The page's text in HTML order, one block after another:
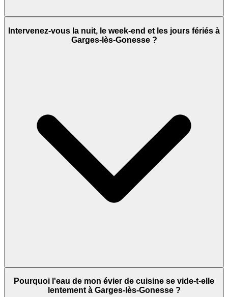
Intervenez-vous la nuit, le week-end et les jours fériés à
Garges-lès-Gonesse ?
Pourquoi l'eau de mon évier de cuisine se vide-t-elle
lentement à Garges-lès-Gonesse ?